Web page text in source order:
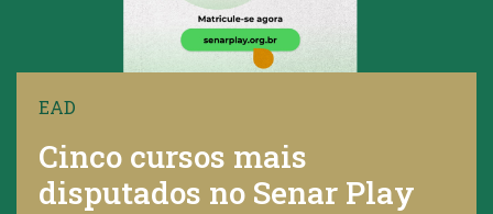
EAD
Cinco cursos mais
disputados no Senar Play